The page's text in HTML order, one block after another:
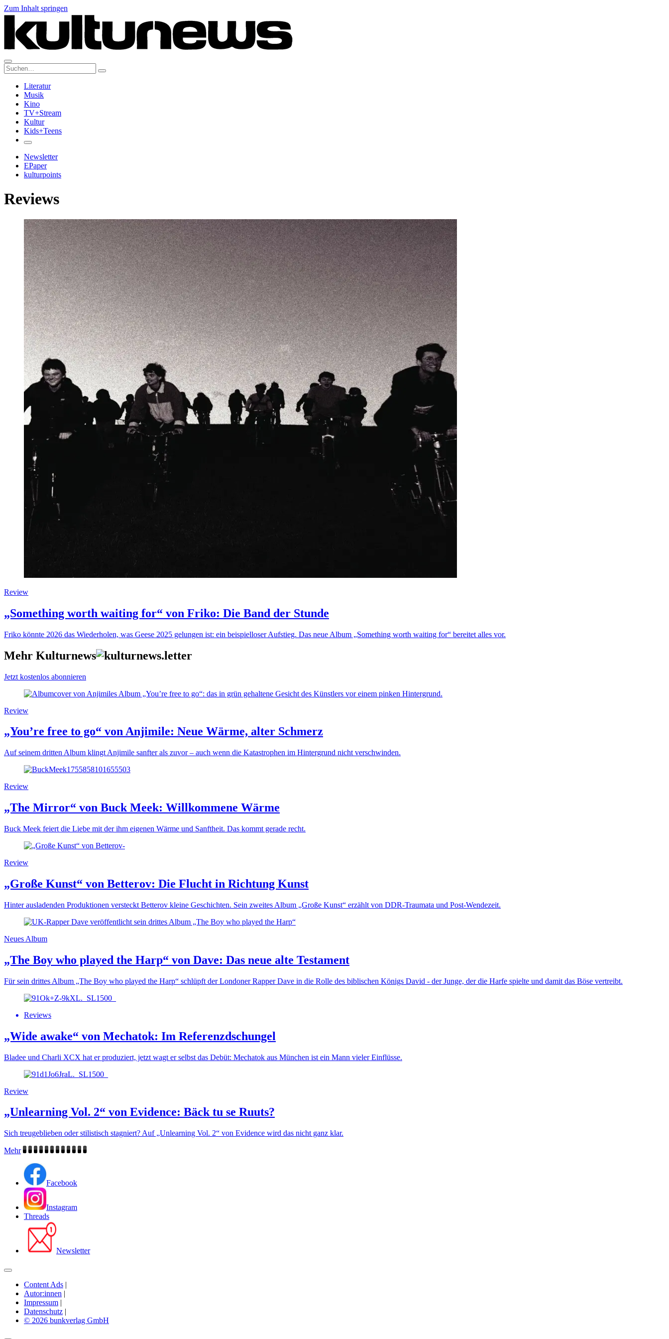
Zum Inhalt springen
Suche:
Literatur
Musik
Kino
TV+Stream
Kultur
Kids+Teens
Newsletter
EPaper
kulturpoints
Reviews
Review
„Something worth waiting for“ von Friko: Die Band der Stunde
Friko könnte 2026 das Wiederholen, was Geese 2025 gelungen ist: ein beispielloser Aufstieg. Das neue Album „Something worth waiting for“ bereitet alles vor.
Mehr Kulturnews
Jetzt kostenlos abonnieren
Review
„You’re free to go“ von Anjimile: Neue Wärme, alter Schmerz
Auf seinem dritten Album klingt Anjimile sanfter als zuvor – auch wenn die Katastrophen im Hintergrund nicht verschwinden.
Review
„The Mirror“ von Buck Meek: Willkommene Wärme
Buck Meek feiert die Liebe mit der ihm eigenen Wärme und Sanftheit. Das kommt gerade recht.
Review
„Große Kunst“ von Betterov: Die Flucht in Richtung Kunst
Hinter ausladenden Produktionen versteckt Betterov kleine Geschichten. Sein zweites Album „Große Kunst“ erzählt von DDR-Traumata und Post-Wendezeit.
Neues Album
„The Boy who played the Harp“ von Dave: Das neue alte Testament
Für sein drittes Album „The Boy who played the Harp“ schlüpft der Londoner Rapper Dave in die Rolle des biblischen Königs David - der Junge, der die Harfe spielte und damit das Böse vertreibt.
Reviews
„Wide awake“ von Mechatok: Im Referenzdschungel
Bladee und Charli XCX hat er produziert, jetzt wagt er selbst das Debüt: Mechatok aus München ist ein Mann vieler Einflüsse.
Review
„Unlearning Vol. 2“ von Evidence: Bäck tu se Ruuts?
Sich treugeblieben oder stilistisch stagniert? Auf „Unlearning Vol. 2“ von Evidence wird das nicht ganz klar.
Mehr
Facebook
Instagram
Threads
Newsletter
Content Ads |
Autor:innen |
Impressum |
Datenschutz |
© 2026 bunkverlag GmbH